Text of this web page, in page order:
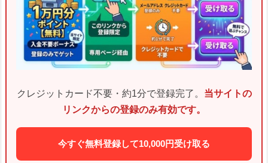
クレジットカード不要・約1分で登録完了。 当サイトの
リンクからの登録のみ有効です。
今すぐ無料登録して10,000円受け取る